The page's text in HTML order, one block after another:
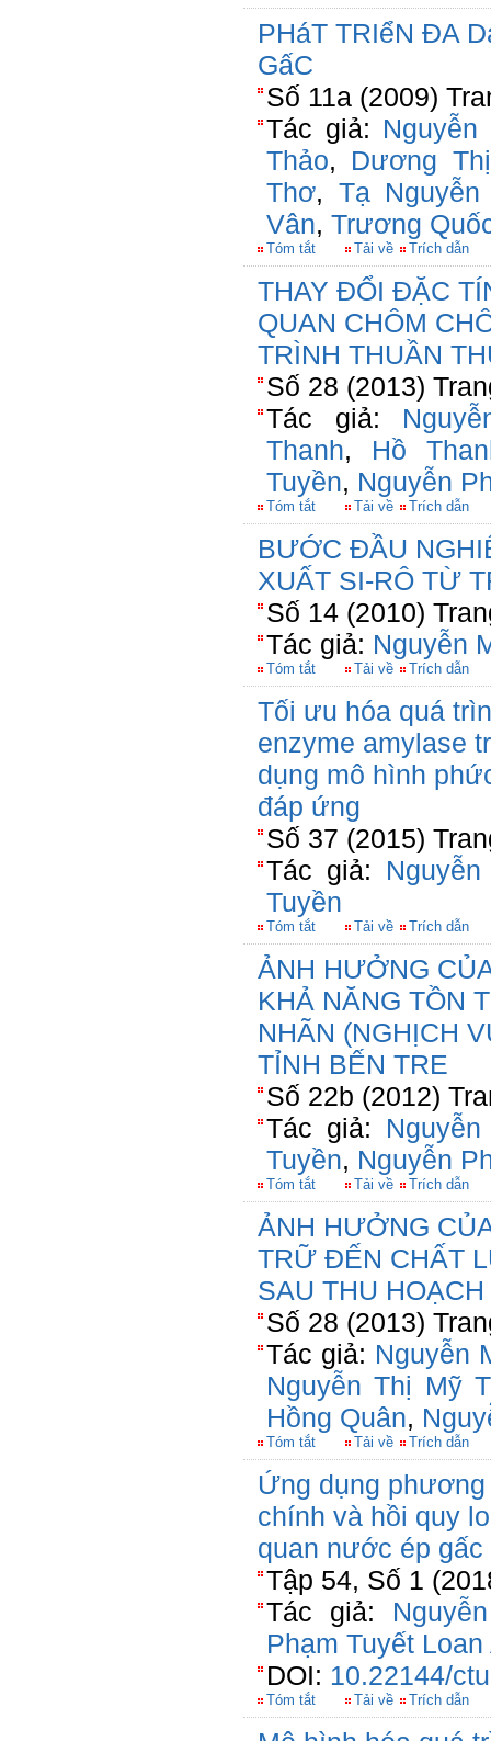
PHáT TRIểN ĐA
GấC
Số 11a (2009)
Tác giả: Nguyễn
Thảo, Dương
Thơ, Tạ
Vân, Trương
Tóm tắt Tải về Trích dẫn
THAY ĐỔI ĐẶC
QUAN CHÔM
TRÌNH THUẦN
Số 28 (2013)
Tác giả:
Thanh, Hồ
Tuyền, Nguyễn
Tóm tắt Tải về Trích dẫn
BƯỚC ĐẦU
XUẤT SI-RÔ TỪ
Số 14 (2010)
Tác giả: Nguyễn
Tóm tắt Tải về Trích dẫn
Tối ưu hóa quá
enzyme amylase
dụng mô hình
đáp ứng
Số 37 (2015)
Tác giả:
Tuyền
Tóm tắt Tải về Trích dẫn
ẢNH HƯỞNG
KHẢ NĂNG TỒN
NHÃN (NGHỊCH
TỈNH BẾN TRE
Số 22b (2012)
Tác giả:
Tuyền, Nguyễn
Tóm tắt Tải về Trích dẫn
ẢNH HƯỞNG
TRỮ ĐẾN CHẤT
SAU THU HOẠCH
Số 28 (2013)
Tác giả: Nguyễn
Nguyễn Thị Mỹ
Hồng Quân,
Tóm tắt Tải về Trích dẫn
Ứng dụng
chính và hồi quy
quan nước ép gấc
Tập 54, Số 1
Tác giả:
Phạm Tuyết Loan
DOI: 10.22144/
Tóm tắt Tải về Trích dẫn